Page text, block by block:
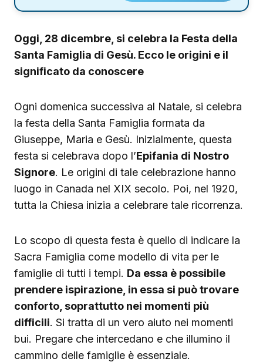
Oggi, 28 dicembre, si celebra la Festa della
Santa Famiglia di Gesù. Ecco le origini e il
significato da conoscere
Ogni domenica successiva al Natale, si celebra
la festa della Santa Famiglia formata da
Giuseppe, Maria e Gesù. Inizialmente, questa
festa si celebrava dopo l’Epifania di Nostro
Signore. Le origini di tale celebrazione hanno
luogo in Canada nel XIX secolo. Poi, nel 1920,
tutta la Chiesa inizia a celebrare tale ricorrenza.
Lo scopo di questa festa è quello di indicare la
Sacra Famiglia come modello di vita per le
famiglie di tutti i tempi. Da essa è possibile
prendere ispirazione, in essa si può trovare
conforto, soprattutto nei momenti più
difficili. Si tratta di un vero aiuto nei momenti
bui. Pregare che intercedano e che illumino il
cammino delle famiglie è essenziale.